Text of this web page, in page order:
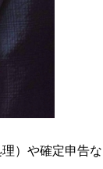
）や確定申告な